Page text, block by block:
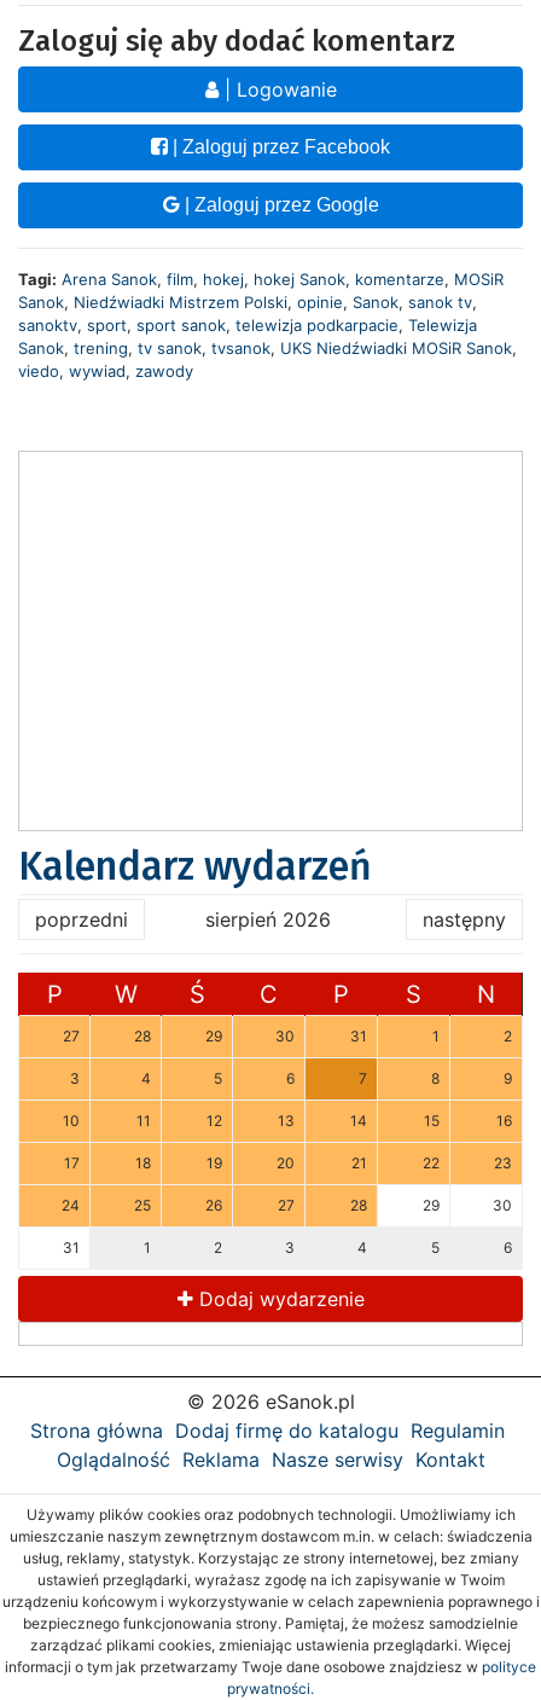
Zaloguj się aby dodać komentarz
| Logowanie
| Zaloguj przez Facebook
| Zaloguj przez Google
Tagi: Arena Sanok, film, hokej, hokej Sanok, komentarze, MOSiR
Sanok, Niedźwiadki Mistrzem Polski, opinie, Sanok, sanok tv,
sanoktv, sport, sport sanok, telewizja podkarpacie, Telewizja
Sanok, trening, tv sanok, tvsanok, UKS Niedźwiadki MOSiR Sanok,
viedo, wywiad, zawody
Kalendarz wydarzeń
poprzedni sierpień 2026 następny
P W Ś C P S N
27 28 29 30 31 1 2
3 4 5 6 7 8 9
10 11 12 13 14 15 16
17 18 19 20 21 22 23
24 25 26 27 28 29 30
31 1 2 3 4 5 6
Dodaj wydarzenie
© 2026 eSanok.pl
Strona główna Dodaj firmę do katalogu Regulamin
Oglądalność Reklama Nasze serwisy Kontakt
Używamy plików cookies oraz podobnych technologii. Umożliwiamy ich
umieszczanie naszym zewnętrznym dostawcom m.in. w celach: świadczenia
usług, reklamy, statystyk. Korzystając ze strony internetowej, bez zmiany
ustawień przeglądarki, wyrażasz zgodę na ich zapisywanie w Twoim
urządzeniu końcowym i wykorzystywanie w celach zapewnienia poprawnego i
bezpiecznego funkcjonowania strony. Pamiętaj, że możesz samodzielnie
zarządzać plikami cookies, zmieniając ustawienia przeglądarki. Więcej
informacji o tym jak przetwarzamy Twoje dane osobowe znajdziesz w polityce
prywatności.